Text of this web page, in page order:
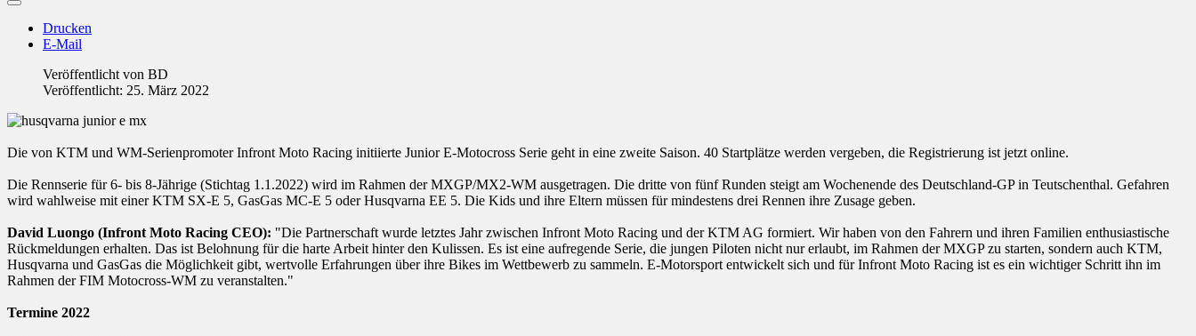
Drucken
E-Mail
Veröffentlicht von BD
Veröffentlicht: 25. März 2022
Die von KTM und WM-Serienpromoter Infront Moto Racing initiierte Junior E-Motocross Serie geht in eine zweite Saison. 40 Startplätze werden vergeben, die Registrierung ist jetzt online.
Die Rennserie für 6- bis 8-Jährige (Stichtag 1.1.2022) wird im Rahmen der MXGP/MX2-WM ausgetragen. Die dritte von fünf Runden steigt am Wochenende des Deutschland-GP in Teutschenthal. Gefahren
wird wahlweise mit einer KTM SX-E 5, GasGas MC-E 5 oder Husqvarna EE 5. Die Kids und ihre Eltern müssen für mindestens drei Rennen ihre Zusage geben.
David Luongo (Infront Moto Racing CEO): "Die Partnerschaft wurde letztes Jahr zwischen Infront Moto Racing und der KTM AG formiert. Wir haben von den Fahrern und ihren Familien enthusiastische
Rückmeldungen erhalten. Das ist Belohnung für die harte Arbeit hinter den Kulissen. Es ist eine aufregende Serie, die jungen Piloten nicht nur erlaubt, im Rahmen der MXGP zu starten, sondern auch KTM,
Husqvarna und GasGas die Möglichkeit gibt, wertvolle Erfahrungen über ihre Bikes im Wettbewerb zu sammeln. E-Motorsport entwickelt sich und für Infront Moto Racing ist es ein wichtiger Schritt ihn im
Rahmen der FIM Motocross-WM zu veranstalten."
Termine 2022